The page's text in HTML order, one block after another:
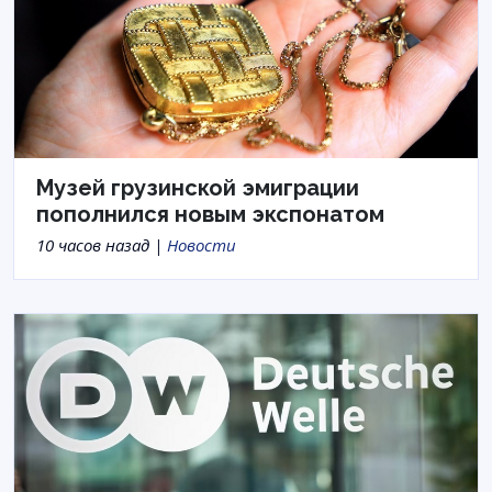
Музей грузинской эмиграции
пополнился новым экспонатом
10 часов назад | Новости